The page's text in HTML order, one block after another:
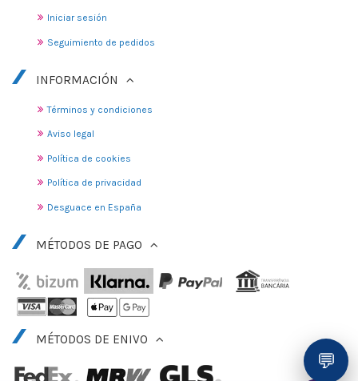
Iniciar sesión
Seguimiento de pedidos
INFORMACIÓN
Términos y condiciones
Aviso legal
Política de cookies
Política de privacidad
Desguace en España
MÉTODOS DE PAGO
MÉTODOS DE ENIVO
💬